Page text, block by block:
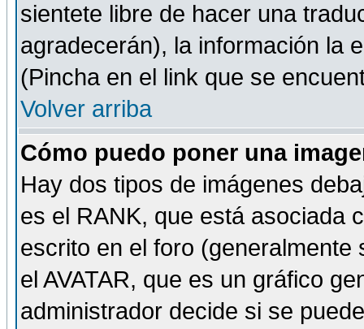
sientete libre de hacer una
agradecerán), la información la
(Pincha en el link que se
Volver arriba
Cómo puedo poner una
Hay dos tipos de imágenes
es el RANK, que está asociada
escrito en el foro
el AVATAR, que es un gráfico
administrador decide si se